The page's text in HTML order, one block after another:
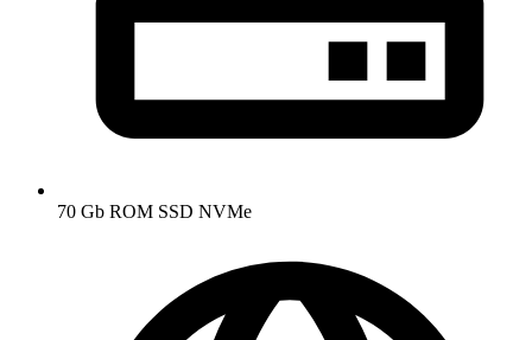
70 Gb ROM SSD NVMe